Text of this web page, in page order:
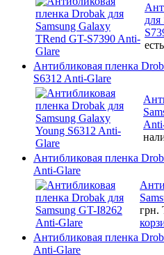
для
Антибликовая пленка
S6312 Anti-Glare
Антибликовая пленка
Anti-Glare
грн.
Антибликовая пленка
Anti-Glare